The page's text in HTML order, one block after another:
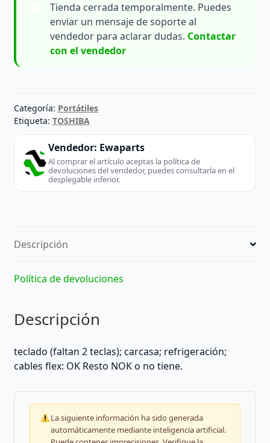
Tienda cerrada temporalmente. Puedes
enviar un mensaje de soporte al
vendedor para aclarar dudas. Contactar
con el vendedor
Categoría: Portátiles
Etiqueta: TOSHIBA
Vendedor: Ewaparts
Al comprar el artículo aceptas la política de
devoluciones del vendedor, puedes consultarla en el
desplegable inferior.
Descripción
Política de devoluciones
Descripción
teclado (faltan 2 teclas); carcasa; refrigeración;
cables flex: OK Resto NOK o no tiene.
La siguiente información ha sido generada
automáticamente mediante inteligencia artificial.